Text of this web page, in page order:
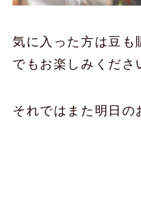
気に入った方は豆も
でもお楽しみくださ
それではまた明日の